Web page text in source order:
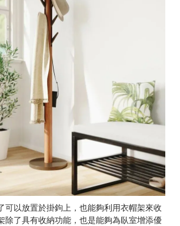
可以放置於掛鉤上，也能夠利用衣帽架來收
除了具有收納功能，也是能夠為臥室增添優